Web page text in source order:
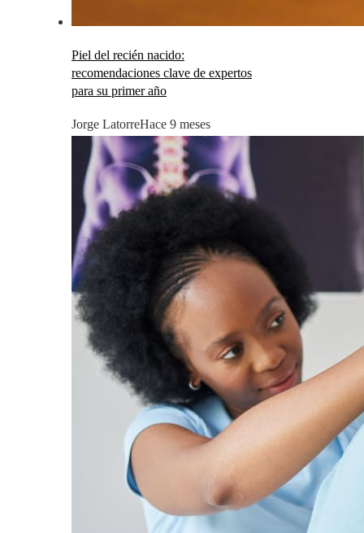
Piel del recién nacido:
recomendaciones clave de expertos
para su primer año
Jorge LatorreHace 9 meses